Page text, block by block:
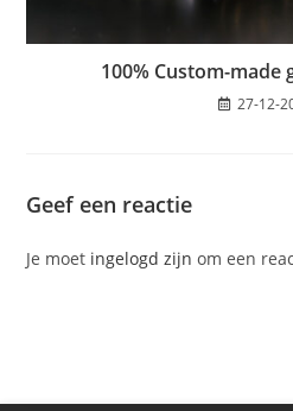
100% Custom-made
27-12-
Geef een reactie
Je moet ingelogd zijn om een